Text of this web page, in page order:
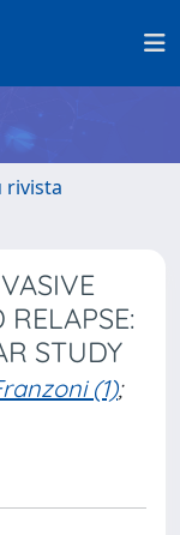
rivista
STUDY
(1);